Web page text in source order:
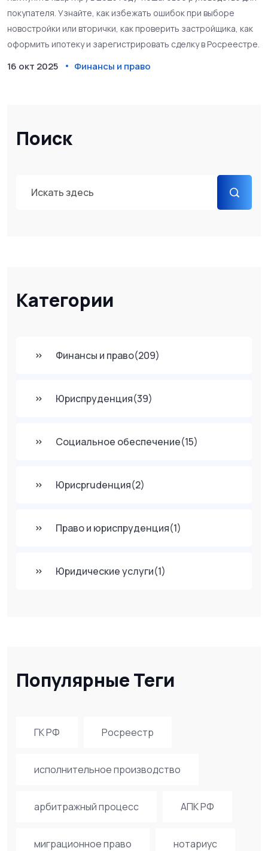
Поиск
Категории
Финансы и право(209)
Юриспруденция(39)
Социальное обеспечение(15)
Юрисprudенция(2)
Право и юриспруденция(1)
Юридические услуги(1)
Популярные Теги
ГК РФ Росреестр
исполнительное производство
арбитражный процесс АПК РФ
миграционное право нотариус
покупателя. Узнайте, как избежать ошибок при выборе
новостройки или вторички, как проверить застройщика, как
оформить ипотеку и зарегистрировать сделку в Росреестре.
16 окт 2025 Финансы и право